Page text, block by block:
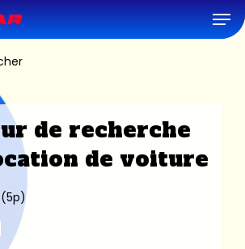
de recherche
de voiture